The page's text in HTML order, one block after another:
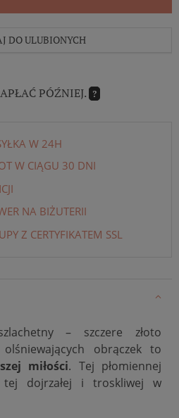
DO ULUBIONYCH
PÓŹNIEJ. ?
W 24H
W CIĄGU 30 DNI
NA BIŻUTERII
Z CERTYFIKATEM SSL
– szczere złoto
obrączek to
miłości. Tej płomiennej
tej dojrzałej i troskliwej w